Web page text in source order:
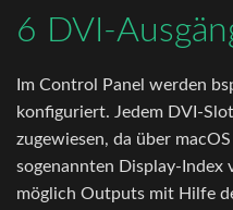
6 DVI-
Im Control Panel werden
konfiguriert. Jedem DVI-
zugewiesen, da über
sogenannten Display-
möglich Outputs mit Hilfe